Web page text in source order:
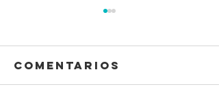
Comentarios